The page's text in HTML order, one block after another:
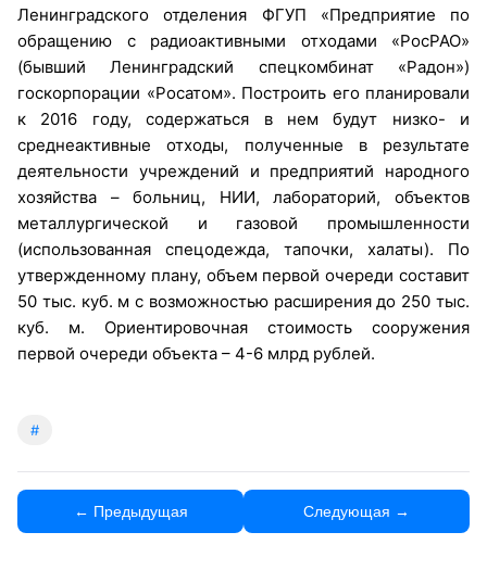
Ленинградского отделения ФГУП «Предприятие по
обращению с радиоактивными отходами «РосРАО»
(бывший Ленинградский спецкомбинат «Радон»)
госкорпорации «Росатом». Построить его планировали
к 2016 году, содержаться в нем будут низко- и
среднеактивные отходы, полученные в результате
деятельности учреждений и предприятий народного
хозяйства – больниц, НИИ, лабораторий, объектов
металлургической и газовой промышленности
(использованная спецодежда, тапочки, халаты). По
утвержденному плану, объем первой очереди составит
50 тыс. куб. м с возможностью расширения до 250 тыс.
куб. м. Ориентировочная стоимость сооружения
первой очереди объекта – 4-6 млрд рублей.
#
← Предыдущая Следующая →